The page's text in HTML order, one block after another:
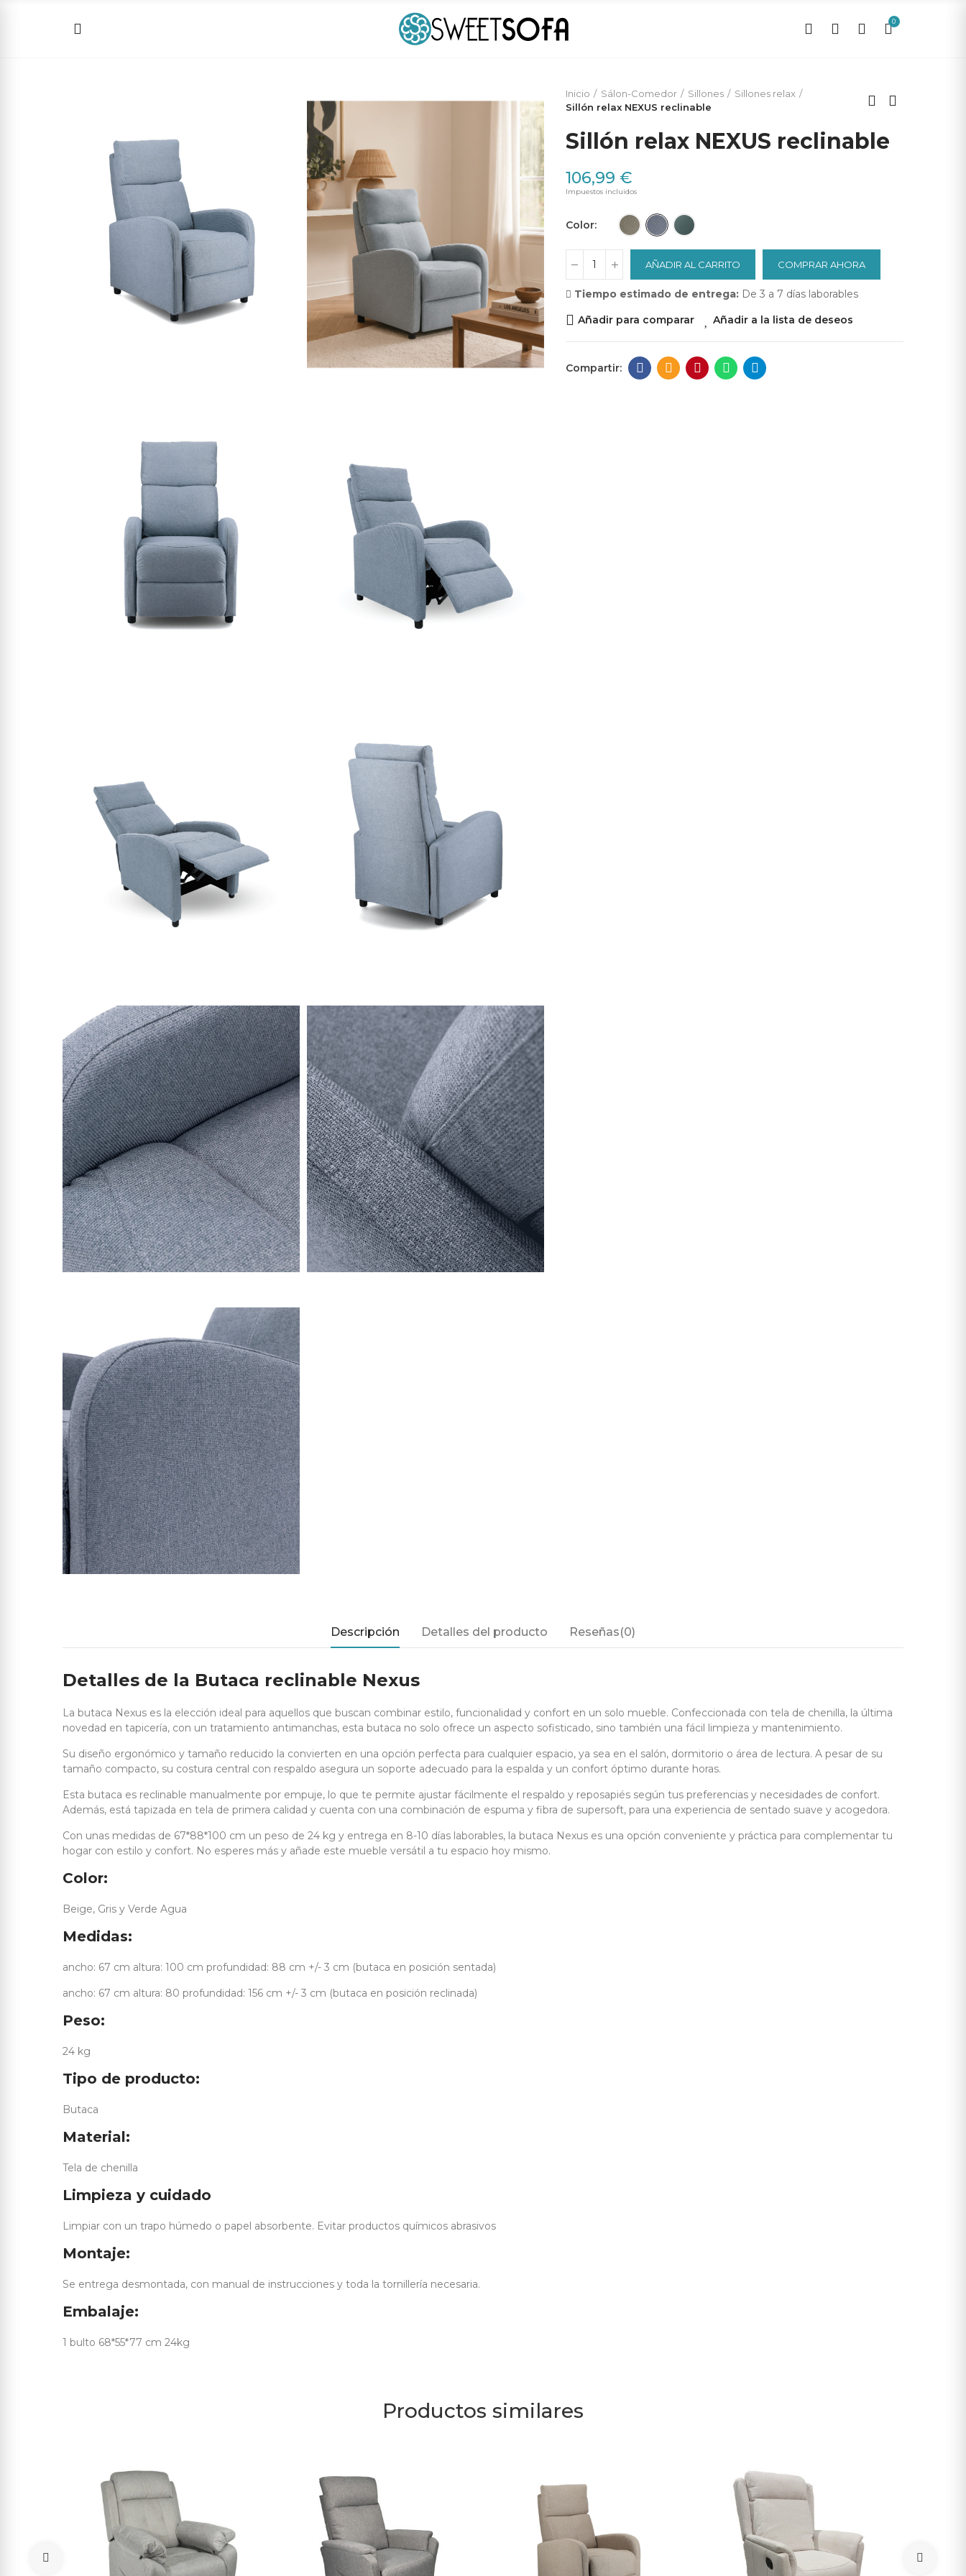
0
Inicio Sálon-Comedor Sillones
Sillones relax
Sillón relax NEXUS reclinable
Sillón relax NEXUS reclinable
106,99 €
Impuestos incluidos
Color
AÑADIR AL CARRITO COMPRAR AHORA
Tiempo estimado de entrega: De 3 a 7 días laborables
Añadir para comparar
Añadir a la lista de deseos
Descripción Detalles del producto Reseñas(0)
Detalles de la Butaca reclinable Nexus
La butaca Nexus es la elección ideal para aquellos que buscan combinar estilo, funcionalidad y confort en un solo mueble. Confeccionada con tela de chenilla, la última
novedad en tapicería, con un tratamiento antimanchas, esta butaca no solo ofrece un aspecto sofisticado, sino también una fácil limpieza y mantenimiento.
Su diseño ergonómico y tamaño reducido la convierten en una opción perfecta para cualquier espacio, ya sea en el salón, dormitorio o área de lectura. A pesar de su
tamaño compacto, su costura central con respaldo asegura un soporte adecuado para la espalda y un confort óptimo durante horas.
Esta butaca es reclinable manualmente por empuje, lo que te permite ajustar fácilmente el respaldo y reposapiés según tus preferencias y necesidades de confort.
Además, está tapizada en tela de primera calidad y cuenta con una combinación de espuma y fibra de supersoft, para una experiencia de sentado suave y acogedora.
Con unas medidas de 67*88*100 cm un peso de 24 kg y entrega en 8-10 días laborables, la butaca Nexus es una opción conveniente y práctica para complementar tu
hogar con estilo y confort. No esperes más y añade este mueble versátil a tu espacio hoy mismo.
Color:
Beige, Gris y Verde Agua
Medidas:
ancho: 67 cm altura: 100 cm profundidad: 88 cm +/- 3 cm (butaca en posición sentada)
ancho: 67 cm altura: 80 profundidad: 156 cm +/- 3 cm (butaca en posición reclinada)
Peso:
24 kg
Tipo de producto:
Butaca
Material:
Tela de chenilla
Limpieza y cuidado
Limpiar con un trapo húmedo o papel absorbente. Evitar productos químicos abrasivos
Montaje:
Se entrega desmontada, con manual de instrucciones y toda la tornillería necesaria.
Embalaje:
1 bulto 68*55*77 cm 24kg
Productos similares